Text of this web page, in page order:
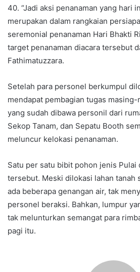
40. “Jadi aksi penanaman yang hari
merupakan dalam rangkaian
seremonial penanaman Hari Bhakti
target penanaman diacara tersebut
Fathimatuzzara.
Setelah para personel berkumpul
mendapat pembagian tugas
yang sudah dibawa personil dari
Sekop Tanam, dan Sepatu Booth
meluncur kelokasi penanaman.
Satu per satu bibit pohon jenis Pulai
tersebut. Meski dilokasi lahan tanah
ada beberapa genangan air, tak
personel beraksi. Bahkan, lumpur
tak melunturkan semangat para
pagi itu.